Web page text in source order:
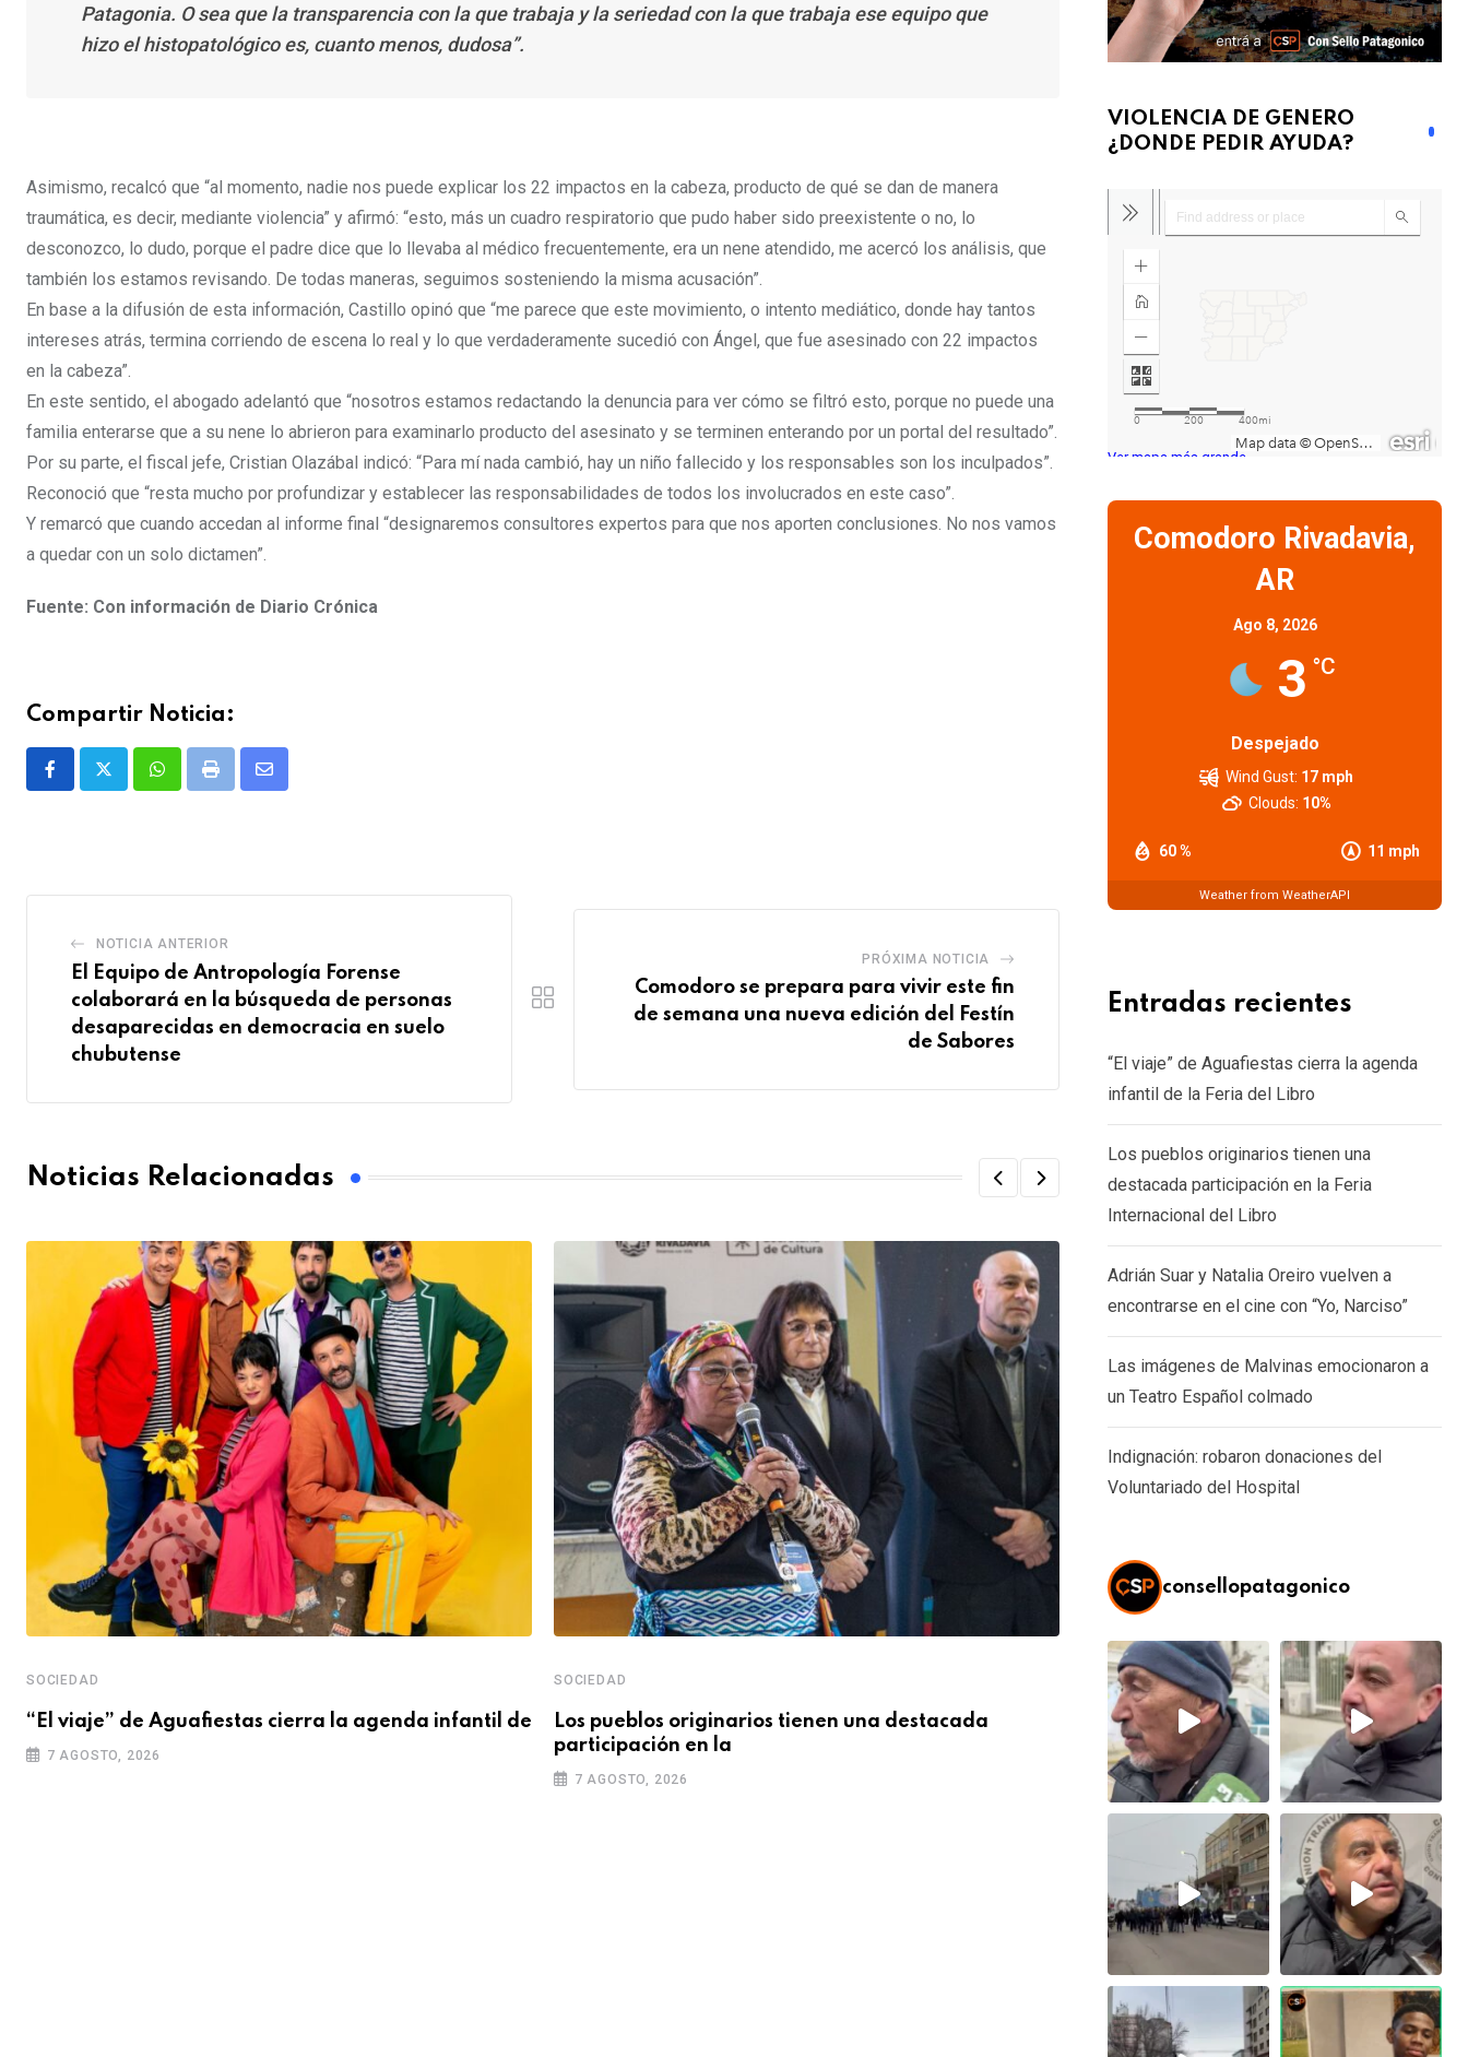
Patagonia. O sea que la transparencia con la que trabaja y la seriedad con la que trabaja ese equipo que
hizo el histopatológico es, cuanto menos, dudosa”.
Asimismo, recalcó que “al momento, nadie nos puede explicar los 22 impactos en la cabeza, producto de qué se dan de manera
traumática, es decir, mediante violencia” y afirmó: “esto, más un cuadro respiratorio que pudo haber sido preexistente o no, lo
desconozco, lo dudo, porque el padre dice que lo llevaba al médico frecuentemente, era un nene atendido, me acercó los análisis, que
también los estamos revisando. De todas maneras, seguimos sosteniendo la misma acusación”.
En base a la difusión de esta información, Castillo opinó que “me parece que este movimiento, o intento mediático, donde hay tantos
intereses atrás, termina corriendo de escena lo real y lo que verdaderamente sucedió con Ángel, que fue asesinado con 22 impactos
en la cabeza”.
En este sentido, el abogado adelantó que “nosotros estamos redactando la denuncia para ver cómo se filtró esto, porque no puede una
familia enterarse que a su nene lo abrieron para examinarlo producto del asesinato y se terminen enterando por un portal del resultado”.
Por su parte, el fiscal jefe, Cristian Olazábal indicó: “Para mí nada cambió, hay un niño fallecido y los responsables son los inculpados”.
Reconoció que “resta mucho por profundizar y establecer las responsabilidades de todos los involucrados en este caso”.
Y remarcó que cuando accedan al informe final “designaremos consultores expertos para que nos aporten conclusiones. No nos vamos
a quedar con un solo dictamen”.
Fuente: Con información de Diario Crónica
Compartir Noticia:
WhatsappPrint
Share
NOTICIA ANTERIOR
El Equipo de Antropología Forense
colaborará en la búsqueda de personas
desaparecidas en democracia en suelo
chubutense
PRÓXIMA NOTICIA
Comodoro se prepara para vivir este fin
de semana una nueva edición del Festín
de Sabores
Noticias Relacionadas
SOCIEDAD
“El viaje” de Aguafiestas cierra la agenda infantil de
7 AGOSTO, 2026
SOCIEDAD
Los pueblos originarios tienen una destacada
participación en la
7 AGOSTO, 2026
CARTELERA
Adrián Suar y Natalia Oreiro vuelven a
7 AGOSTO, 2026
VIOLENCIA DE GENERO
¿DONDE PEDIR AYUDA?
Ver mapa más grande
Comodoro Rivadavia,
AR
Ago 8, 2026
3 °C
Despejado
60 % 11 mph
Wind Gust: 17 mph
Clouds: 10%
Weather from WeatherAPI
Entradas recientes
“El viaje” de Aguafiestas cierra la agenda
infantil de la Feria del Libro
Los pueblos originarios tienen una
destacada participación en la Feria
Internacional del Libro
Adrián Suar y Natalia Oreiro vuelven a
encontrarse en el cine con “Yo, Narciso”
Las imágenes de Malvinas emocionaron a
un Teatro Español colmado
Indignación: robaron donaciones del
Voluntariado del Hospital
consellopatagonico